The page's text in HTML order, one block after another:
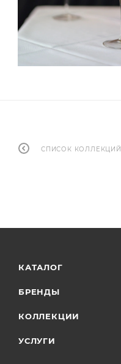
СПИСОК КОЛЛЕКЦИЙ
КАТАЛОГ
БРЕНДЫ
КОЛЛЕКЦИИ
УСЛУГИ